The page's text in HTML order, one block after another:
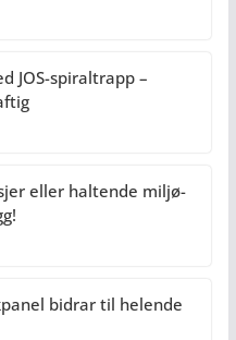
JOS-spiraltrapp –
eller haltende miljø-
bidrar til helende